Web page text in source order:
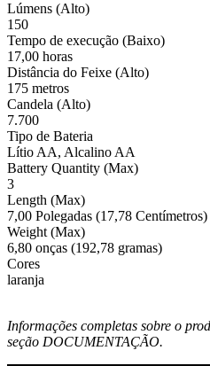
Lúmens (Alto)
150
Tempo de execução (Baixo)
17,00 horas
Distância do Feixe (Alto)
175 metros
Candela (Alto)
7.700
Tipo de Bateria
Lítio AA, Alcalino AA
Battery Quantity (Max)
3
Length (Max)
7,00 Polegadas (17,78 Centímetros)
Weight (Max)
6,80 onças (192,78 gramas)
Cores
laranja
Informações completas sobre o
seção DOCUMENTAÇÃO.